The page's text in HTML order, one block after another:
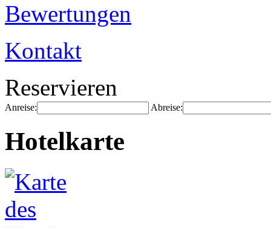
Bewertungen
Kontakt
Reservieren
Anreise: Abreise:
Hotelkarte